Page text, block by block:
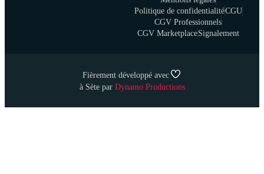
Politique de confidentialitéCGU
CGV Professionnels
CGV MarketplaceSignalement
Fièrement développé avec
à Sète par Dynamo Productions